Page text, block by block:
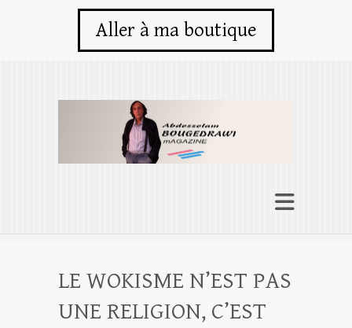
Aller à ma boutique
LE WOKISME N’EST PAS
UNE RELIGION, C’EST